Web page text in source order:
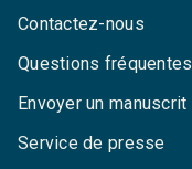
Contactez-nous
Questions fréquentes
Envoyer un manuscrit
Service de presse